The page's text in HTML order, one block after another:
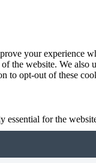
your experience
the website. We also
to opt-out of these
essential for the